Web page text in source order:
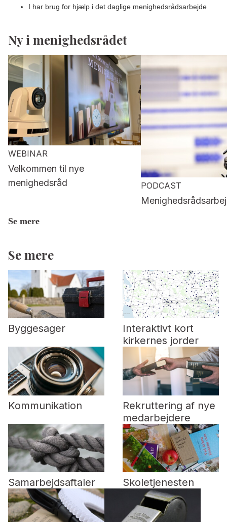
I har brug for hjælp i det daglige menighedsrådsarbejde
Ny i menighedsrådet
WEBINAR
Velkommen til nye
menighedsråd
PODCAST
Se mere
Se mere
Byggesager
Interaktivt kort
kirkernes jorder
Kommunikation
Rekruttering af nye
medarbejdere
Samarbejdsaftaler Skoletjenesten